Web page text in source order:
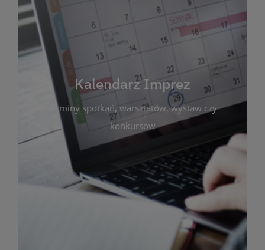
Kalendarz Imprez
terminy spotkań, warsztatów, wystaw czy
konkursów
Kalendarz Imprez
Zakładka ta gromadzi wszystkie planowane
wydarzenia kulturalne i edukacyjne organizowane
przez bibliotekę. Możesz tu sprawdzić terminy
spotkań, warsztatów, wystaw czy konkursów.
Dzięki przejrzystemu kalendarzowi łatwo
zaplanujesz udział w interesujących Cię
wydarzeniach. Aktualizujemy harmonogram na
bieżąco, by zawsze był zgodny z planem pracy
biblioteki. Zapraszamy do śledzenia i uczestnictwa
w życiu kulturalnym miasta!
WIĘCEJ